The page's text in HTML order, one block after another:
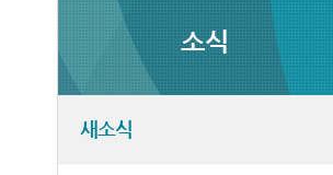
조직 및 전화번호
공주지원
논산지원
우리법원 주요판결
포토뉴스
사회적 약자 통합적 사법
지원 - 사법접근센터
민원안내
자료실
판결서사본 제공신청
부조리 신고센터
법원견학
소식
새소식